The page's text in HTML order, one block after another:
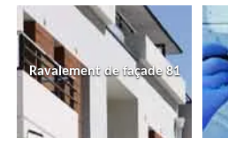
Ravalement de façade 81